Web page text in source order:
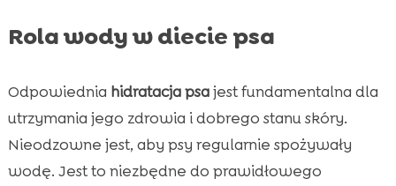
Rola wody w diecie psa
Odpowiednia hidratacja psajest fundamentalna dla
utrzymania jego zdrowia i dobrego stanu skóry.
Nieodzowne jest, aby psy regularnie spożywały
wodę. Jest to niezbędne do prawidłowego